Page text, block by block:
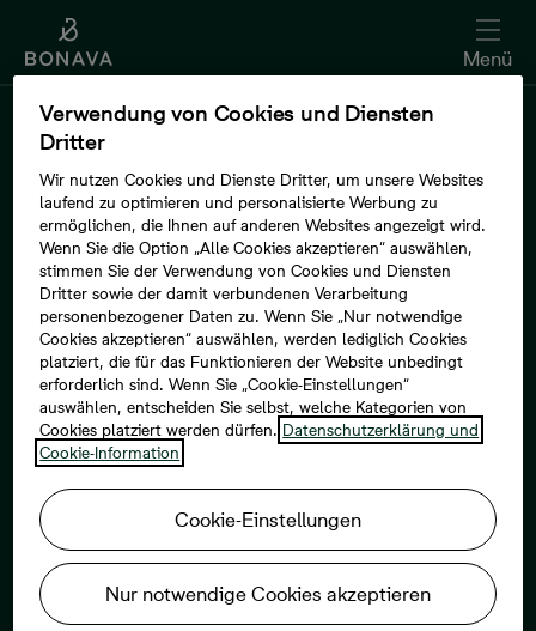
Menü
/Mein Bonava/Meine Interessen
Verwendung von Cookies und Diensten
Dritter
Wir nutzen Cookies und Dienste Dritter, um unsere Websites
laufend zu optimieren und personalisierte Werbung zu
ermöglichen, die Ihnen auf anderen Websites angezeigt wird.
Wenn Sie die Option „Alle Cookies akzeptieren“ auswählen,
stimmen Sie der Verwendung von Cookies und Diensten
Dritter sowie der damit verbundenen Verarbeitung
personenbezogener Daten zu. Wenn Sie „Nur notwendige
Cookies akzeptieren“ auswählen, werden lediglich Cookies
platziert, die für das Funktionieren der Website unbedingt
erforderlich sind. Wenn Sie „Cookie-Einstellungen“
auswählen, entscheiden Sie selbst, welche Kategorien von
Cookies platziert werden dürfen. Datenschutzerklärung und
Cookie-Information
Cookie-Einstellungen
Nur notwendige Cookies akzeptieren